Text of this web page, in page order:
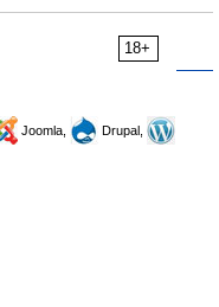
18+
Joomla,
Drupal,